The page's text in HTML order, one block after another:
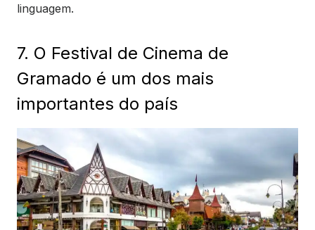
linguagem.
7. O Festival de Cinema de
Gramado é um dos mais
importantes do país